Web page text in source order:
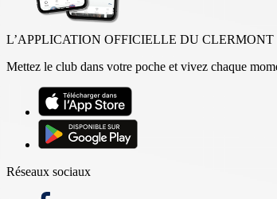
L’APPLICATION OFFICIELLE DU CLERMONT
Mettez le club dans votre poche et vivez chaque
Réseaux sociaux